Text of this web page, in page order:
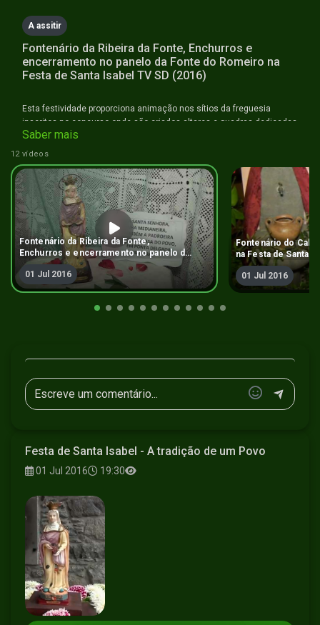
A assitir
Fontenário da Ribeira da Fonte, Enchurros e
encerramento no panelo da Fonte do Romeiro na
Festa de Santa Isabel TV SD (2016)
Esta festividade proporciona animação nos sítios da freguesia
inscritos no concurso onde são criados altares e quadras dedicadas
à rainha Santa Isabel, acompanhados de uma fogueira e do
tradicional panelo.
Saber mais
12 vídeos
Fontenário da Ribeira da Fonte,
Enchurros e encerramento no panelo da
Fonte do Romeiro na Festa de Santa
Isabel TV SD (2016)
01 Jul 2016
Fontenário do
na Festa de Santa
um Povo TV SD
01 Jul 2016
Festa de Santa Isabel - A tradição de um Povo
01 Jul 2016 19:30